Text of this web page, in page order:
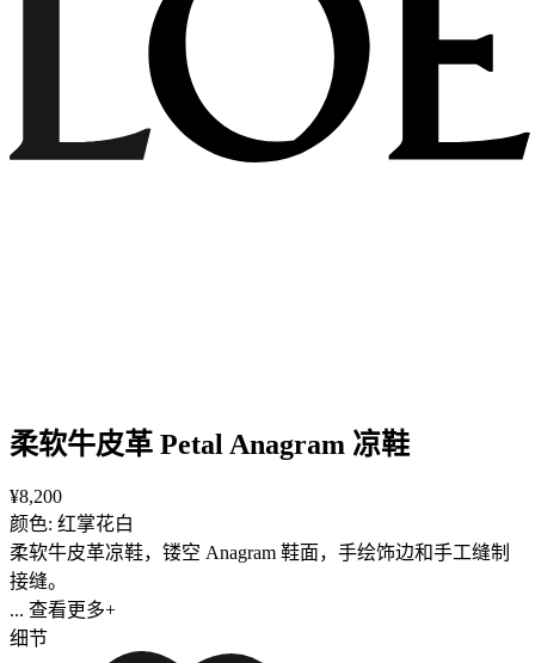
柔软牛皮革 Petal Anagram 凉鞋
¥8,200
颜色: 红掌花白
柔软牛皮革凉鞋，镂空 Anagram 鞋面，手绘饰边和手工缝制
接缝。
... 查看更多+
细节